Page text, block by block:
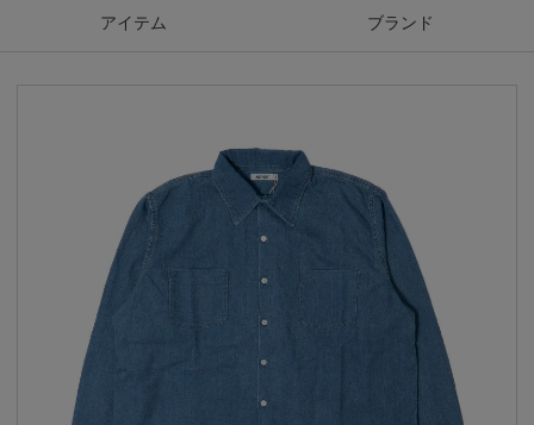
アイテム ブランド